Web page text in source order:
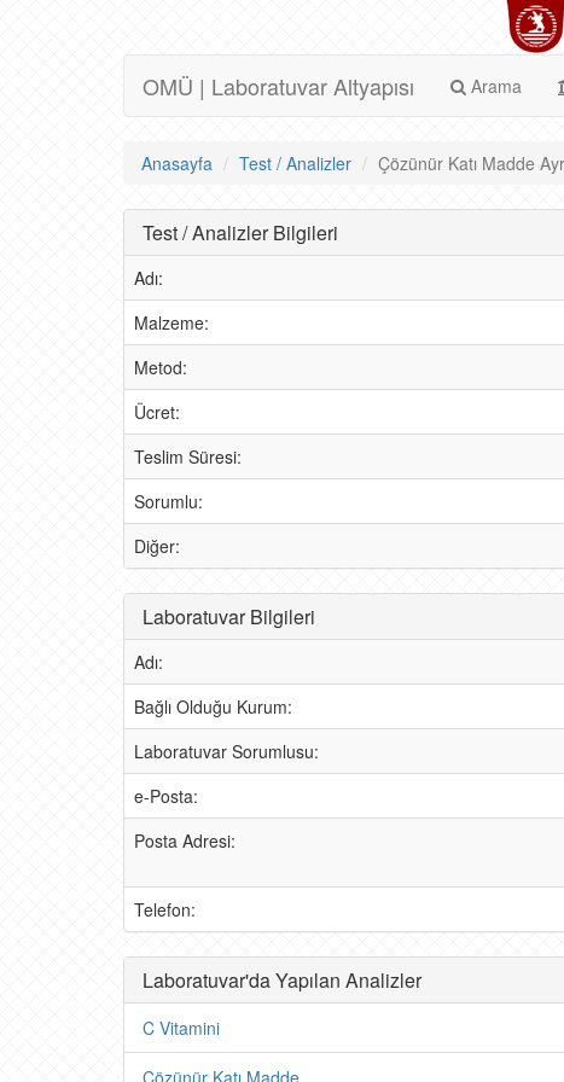
OMÜ | Laboratuvar Altyapısı Arama
Anasayfa Test / Analizler Çözünür Katı Madde
Test / Analizler Bilgileri
Adı:
Malzeme:
Metod:
Ücret:
Teslim Süresi:
Sorumlu:
Diğer:
Laboratuvar Bilgileri
Adı:
Bağlı Olduğu Kurum:
Laboratuvar Sorumlusu:
e-Posta:
Posta Adresi:
Telefon:
Laboratuvar'da Yapılan Analizler
C Vitamini
Çözünür Katı Madde